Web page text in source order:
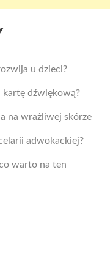
u dzieci?
kartę dźwiękową?
na wrażliwej skórze
adwokackiej?
warto na ten